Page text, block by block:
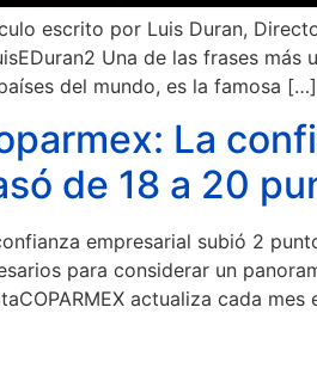
escrito por Luis Duran,
Una de las frases
del mundo, es la famosa […]
La
de 18 a 20
empresarial subió 2
para considerar un
actualiza cada